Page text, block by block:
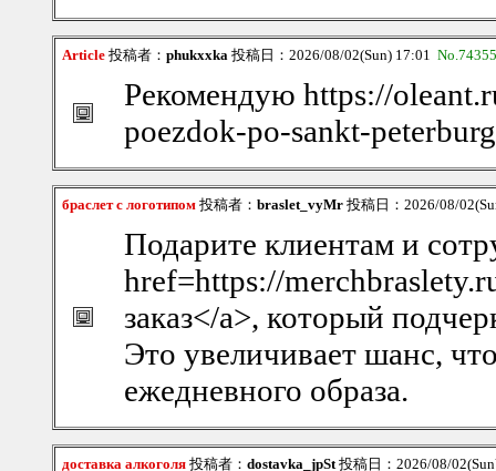
Article 投稿者： phukxxka 投稿日：2026/08/02(Sun) 17:01 No.74355
Рекомендую https://
poezdok-po-sankt-
браслет с логотипом 投稿者： braslet_vyMr 投稿日：2026/08/
Подарите клиентам и
href=https://
заказ</a>, который
Это увеличивает шанс,
ежедневного образа.
доставка алкоголя 投稿者： dostavka_jpSt投稿日：2026/08/